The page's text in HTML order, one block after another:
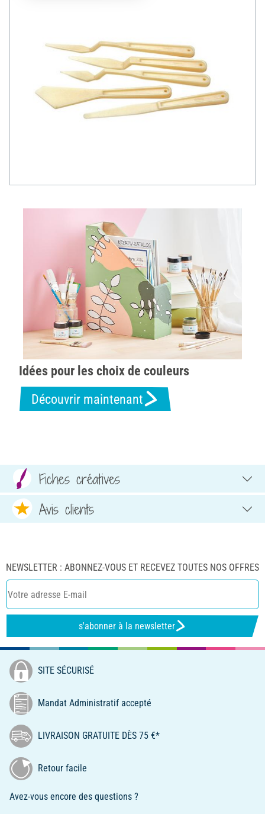
Idées pour les choix de couleurs
Découvrir maintenant
Fiches créatives
Avis clients
NEWSLETTER : ABONNEZ-VOUS ET RECEVEZ TOUTES NOS OFFRES
s'abonner à la newsletter
SITE SÉCURISÉ
Mandat Administratif accepté
LIVRAISON GRATUITE DÈS 75 €*
Retour facile
Avez-vous encore des questions ?